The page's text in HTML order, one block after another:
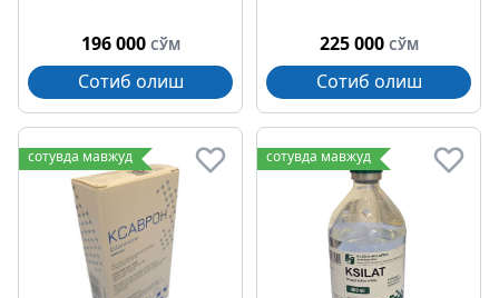
196 000 СЎМ
Сотиб олиш
225 000 СЎМ
Сотиб олиш
сотувда мавжуд сотувда мавжуд